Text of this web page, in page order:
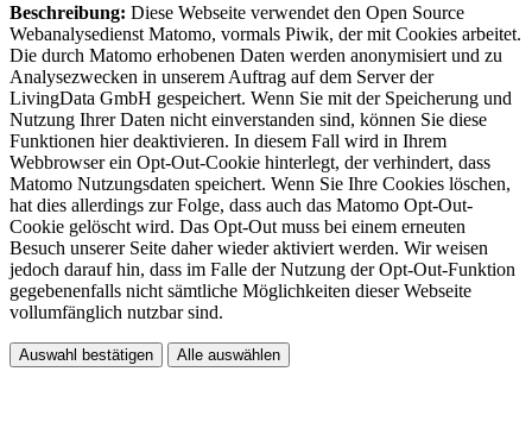
Beschreibung: Diese Webseite verwendet den Open Source
Webanalysedienst Matomo, vormals Piwik, der mit Cookies arbeitet.
Die durch Matomo erhobenen Daten werden anonymisiert und zu
Analysezwecken in unserem Auftrag auf dem Server der
LivingData GmbH gespeichert. Wenn Sie mit der Speicherung und
Nutzung Ihrer Daten nicht einverstanden sind, können Sie diese
Funktionen hier deaktivieren. In diesem Fall wird in Ihrem
Webbrowser ein Opt-Out-Cookie hinterlegt, der verhindert, dass
Matomo Nutzungsdaten speichert. Wenn Sie Ihre Cookies löschen,
hat dies allerdings zur Folge, dass auch das Matomo Opt-Out-
Cookie gelöscht wird. Das Opt-Out muss bei einem erneuten
Besuch unserer Seite daher wieder aktiviert werden. Wir weisen
jedoch darauf hin, dass im Falle der Nutzung der Opt-Out-Funktion
gegebenenfalls nicht sämtliche Möglichkeiten dieser Webseite
vollumfänglich nutzbar sind.
Auswahl bestätigen Alle auswählen